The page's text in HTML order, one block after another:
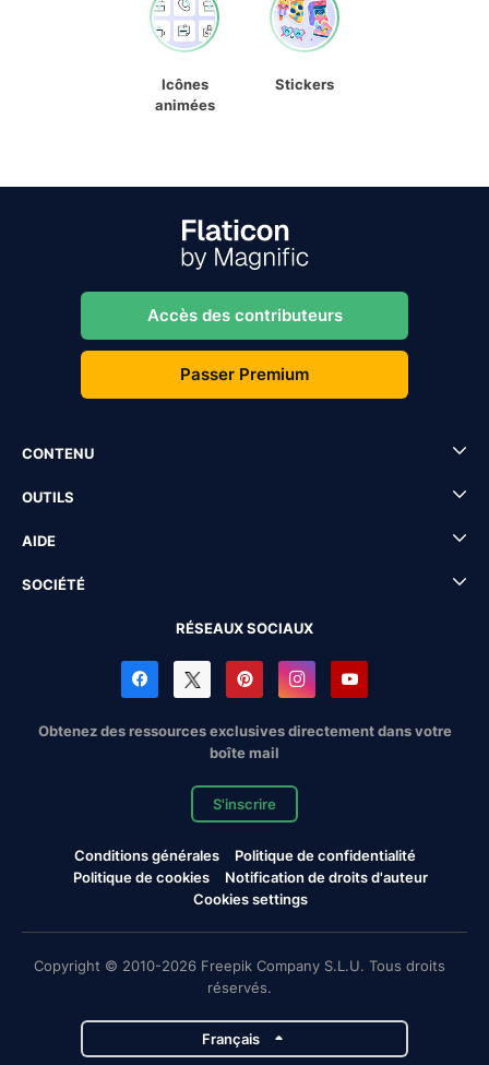
Icônes
animées
Stickers
Accès des contributeurs
Passer Premium
CONTENU
OUTILS
AIDE
SOCIÉTÉ
RÉSEAUX SOCIAUX
Obtenez des ressources exclusives directement dans votre
boîte mail
S'inscrire
Conditions générales
Politique de confidentialité
Politique de cookies
Notification de droits d'auteur
Cookies settings
Copyright © 2010-2026 Freepik Company S.L.U. Tous droits
réservés.
Français